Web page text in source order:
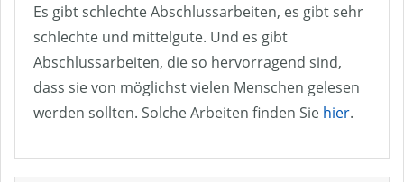
Es gibt schlechte Abschlussarbeiten, es gibt sehr
schlechte und mittelgute. Und es gibt
Abschlussarbeiten, die so hervorragend sind,
dass sie von möglichst vielen Menschen gelesen
werden sollten. Solche Arbeiten finden Sie hier.